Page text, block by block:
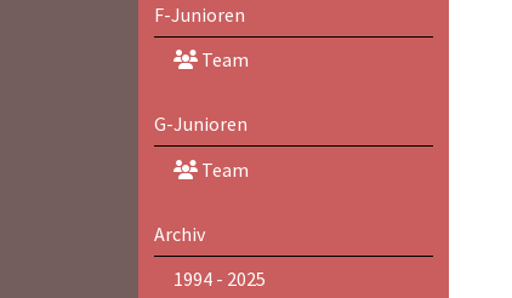
F-Junioren
Team
G-Junioren
Team
Archiv
1994 - 2025